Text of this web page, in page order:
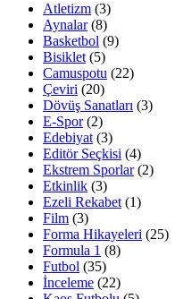
Atletizm (3)
Aynalar(8)
Basketbol (9)
Bisiklet (5)
Camuspotu (22)
Çeviri (20)
Dövüş Sanatları (3)
E-Spor(2)
Edebiyat (3)
Editör Seçkisi (4)
Ekstrem Sporlar(2)
Etkinlik (3)
Ezeli Rekabet (1)
Film (3)
Forma Hikayeleri (25)
Formula 1 (8)
Futbol (35)
İnceleme (22)